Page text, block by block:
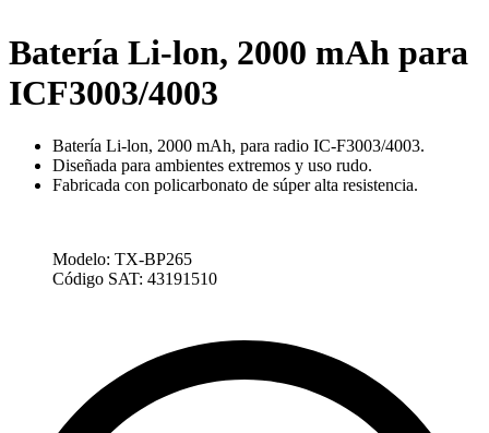
Batería Li-lon, 2000 mAh para
ICF3003/4003
Batería Li-lon, 2000 mAh, para radio IC-F3003/4003.
Diseñada para ambientes extremos y uso rudo.
Fabricada con policarbonato de súper alta resistencia.
Modelo: TX-BP265
Código SAT: 43191510